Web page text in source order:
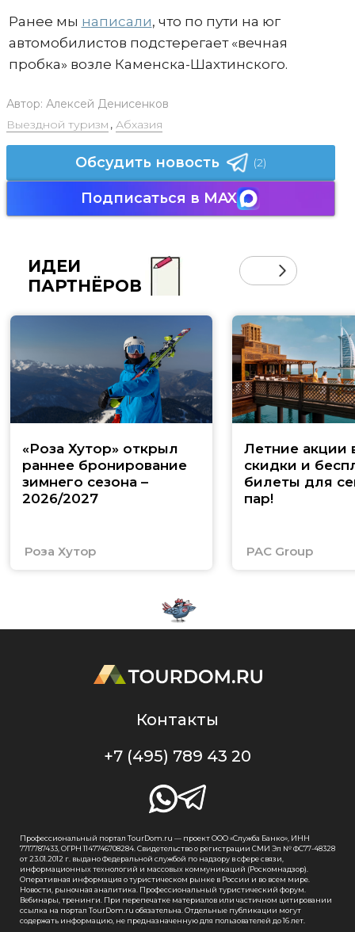
Ранее мы написали, что по пути на юг
автомобилистов подстерегает «вечная
пробка» возле Каменска-Шахтинского.
Автор: Алексей Денисенков
Выездной туризм , Абхазия
Обсудить новость (2)
Подписаться в MAX
ИДЕИ
ПАРТНЁРОВ
«Роза Хутор» открыл
раннее бронирование
зимнего сезона –
2026/2027
Роза Хутор
Летние акции
скидки и
билеты для
пар!
PAC Group
Контакты
+7 (495) 789 43 20
Профессиональный портал TourDom.ru — проект ООО «Служба Банко», ИНН
7717787433, ОГРН 1147746708284. Свидетельство о регистрации СМИ Эл № ФС77-48328
от 23.01.2012 г. выдано Федеральной службой по надзору в сфере связи,
информационных технологий и массовых коммуникаций (Роскомнадзор).
Оперативная информация о туристическом рынке в России и во всем мире.
Новости, рыночная аналитика. Профессиональный туристический форум.
Вебинары, тренинги. При перепечатке материалов или частичном цитировании
ссылка на портал TourDom.ru обязательна. Отдельные публикации могут
содержать информацию, не предназначенную для пользователей до 16 лет.